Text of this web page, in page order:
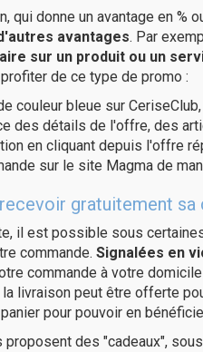
qui donne un avantage en %
avantages. Par
sur un produit ou un
de ce type de promo :
couleur bleue sur
des détails de l'offre, des
en cliquant depuis l'offre
sur le site Magma de
gratuitement sa
il est possible sous
commande. Signalées en
commande à votre
livraison peut être offerte
pour pouvoir en
proposent des "cadeaux",